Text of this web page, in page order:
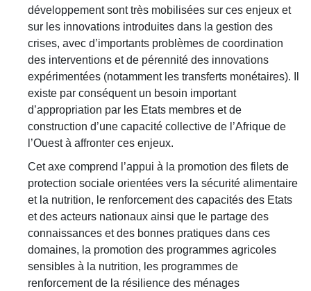
développement sont très mobilisées sur ces enjeux et
sur les innovations introduites dans la gestion des
crises, avec d’importants problèmes de coordination
des interventions et de pérennité des innovations
expérimentées (notamment les transferts monétaires). Il
existe par conséquent un besoin important
d’appropriation par les Etats membres et de
construction d’une capacité collective de l’Afrique de
l’Ouest à affronter ces enjeux.
Cet axe comprend l’appui à la promotion des filets de
protection sociale orientées vers la sécurité alimentaire
et la nutrition, le renforcement des capacités des Etats
et des acteurs nationaux ainsi que le partage des
connaissances et des bonnes pratiques dans ces
domaines, la promotion des programmes agricoles
sensibles à la nutrition, les programmes de
renforcement de la résilience des ménages